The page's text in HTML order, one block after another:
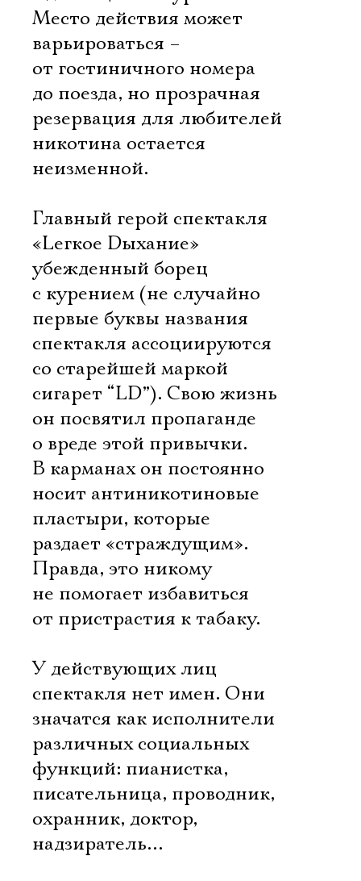
Место действия может
варьироваться –
от гостиничного номера
до поезда, но прозрачная
резервация для любителей
никотина остается
неизменной.
Главный герой спектакля
«Lегкое Dыхание» 
убежденный борец
с курением (не случайно
первые буквы названия
спектакля ассоциируются
со старейшей маркой
сигарет “LD”). Свою жизнь
он посвятил пропаганде
о вреде этой привычки.
В карманах он постоянно
носит антиникотиновые
пластыри, которые
раздает «страждущим».
Правда, это никому
не помогает избавиться
от пристрастия к табаку.
У действующих лиц
спектакля нет имен. Они
значатся как исполнители
различных социальных
функций: пианистка,
писательница, проводник,
охранник, доктор,
надзиратель…